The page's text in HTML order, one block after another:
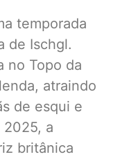
temporada
de Ischgl.
no Topo da
atraindo
de esqui e
2025, a
britânica